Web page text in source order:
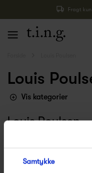
Samtykke
Fragt kun
Louis
Vis kategorier
Louis Poulsen
Louis Poulsen er en
for sin høje kvalitet og